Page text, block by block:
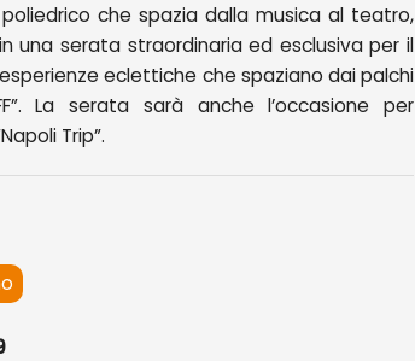
che spazia dalla musica al teatro,
una serata straordinaria ed esclusiva per il
eclettiche che spaziano dai palchi
La serata sarà anche l’occasione per
Trip”.